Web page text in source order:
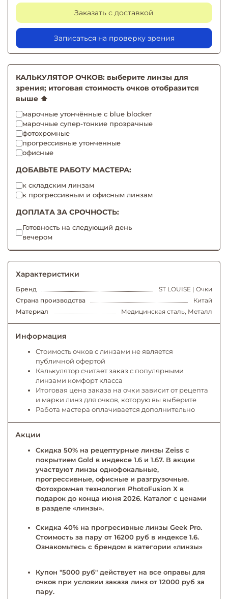
Заказать с доставкой
Записаться на проверку зрения
КАЛЬКУЛЯТОР ОЧКОВ: выберите линзы для
зрения; итоговая стоимость очков отобразится
выше ⬆️
марочные утончённые с blue blocker
марочные супер-тонкие прозрачные
фотохромные
прогрессивные утонченные
офисные
ДОБАВЬТЕ РАБОТУ МАСТЕРА:
к складским линзам
к прогрессивным и офисным линзам
ДОПЛАТА ЗА СРОЧНОСТЬ:
Готовность на следующий день
вечером
Характеристики
Бренд
ST LOUISE | Очки
Страна производства
Китай
Материал
Медицинская сталь, Металл
Информация
Стоимость очков с линзами не является
публичной офертой
Калькулятор считает заказ с популярными
линзами комфорт класса
Итоговая цена заказа на очки зависит от рецепта
и марки линз для очков, которую вы выберите
Работа мастера оплачивается дополнительно
Акции
Скидка 50% на рецептурные линзы Zeiss с
покрытием Gold в индексе 1.6 и 1.67. В акции
участвуют линзы однофокальные,
прогрессивные, офисные и разгрузочные.
Фотохромная технология PhotoFusion X в
подарок до конца июня 2026. Каталог с ценами
в разделе «линзы».
Скидка 40% на прогресивные линзы Geek Pro.
Стоимость за пару от 16200 руб в индексе 1.6.
Ознакомьтесь с брендом в категории «линзы»
Купон "5000 руб" действует на все оправы для
очков при условии заказа линз от 12000 руб за
пару.